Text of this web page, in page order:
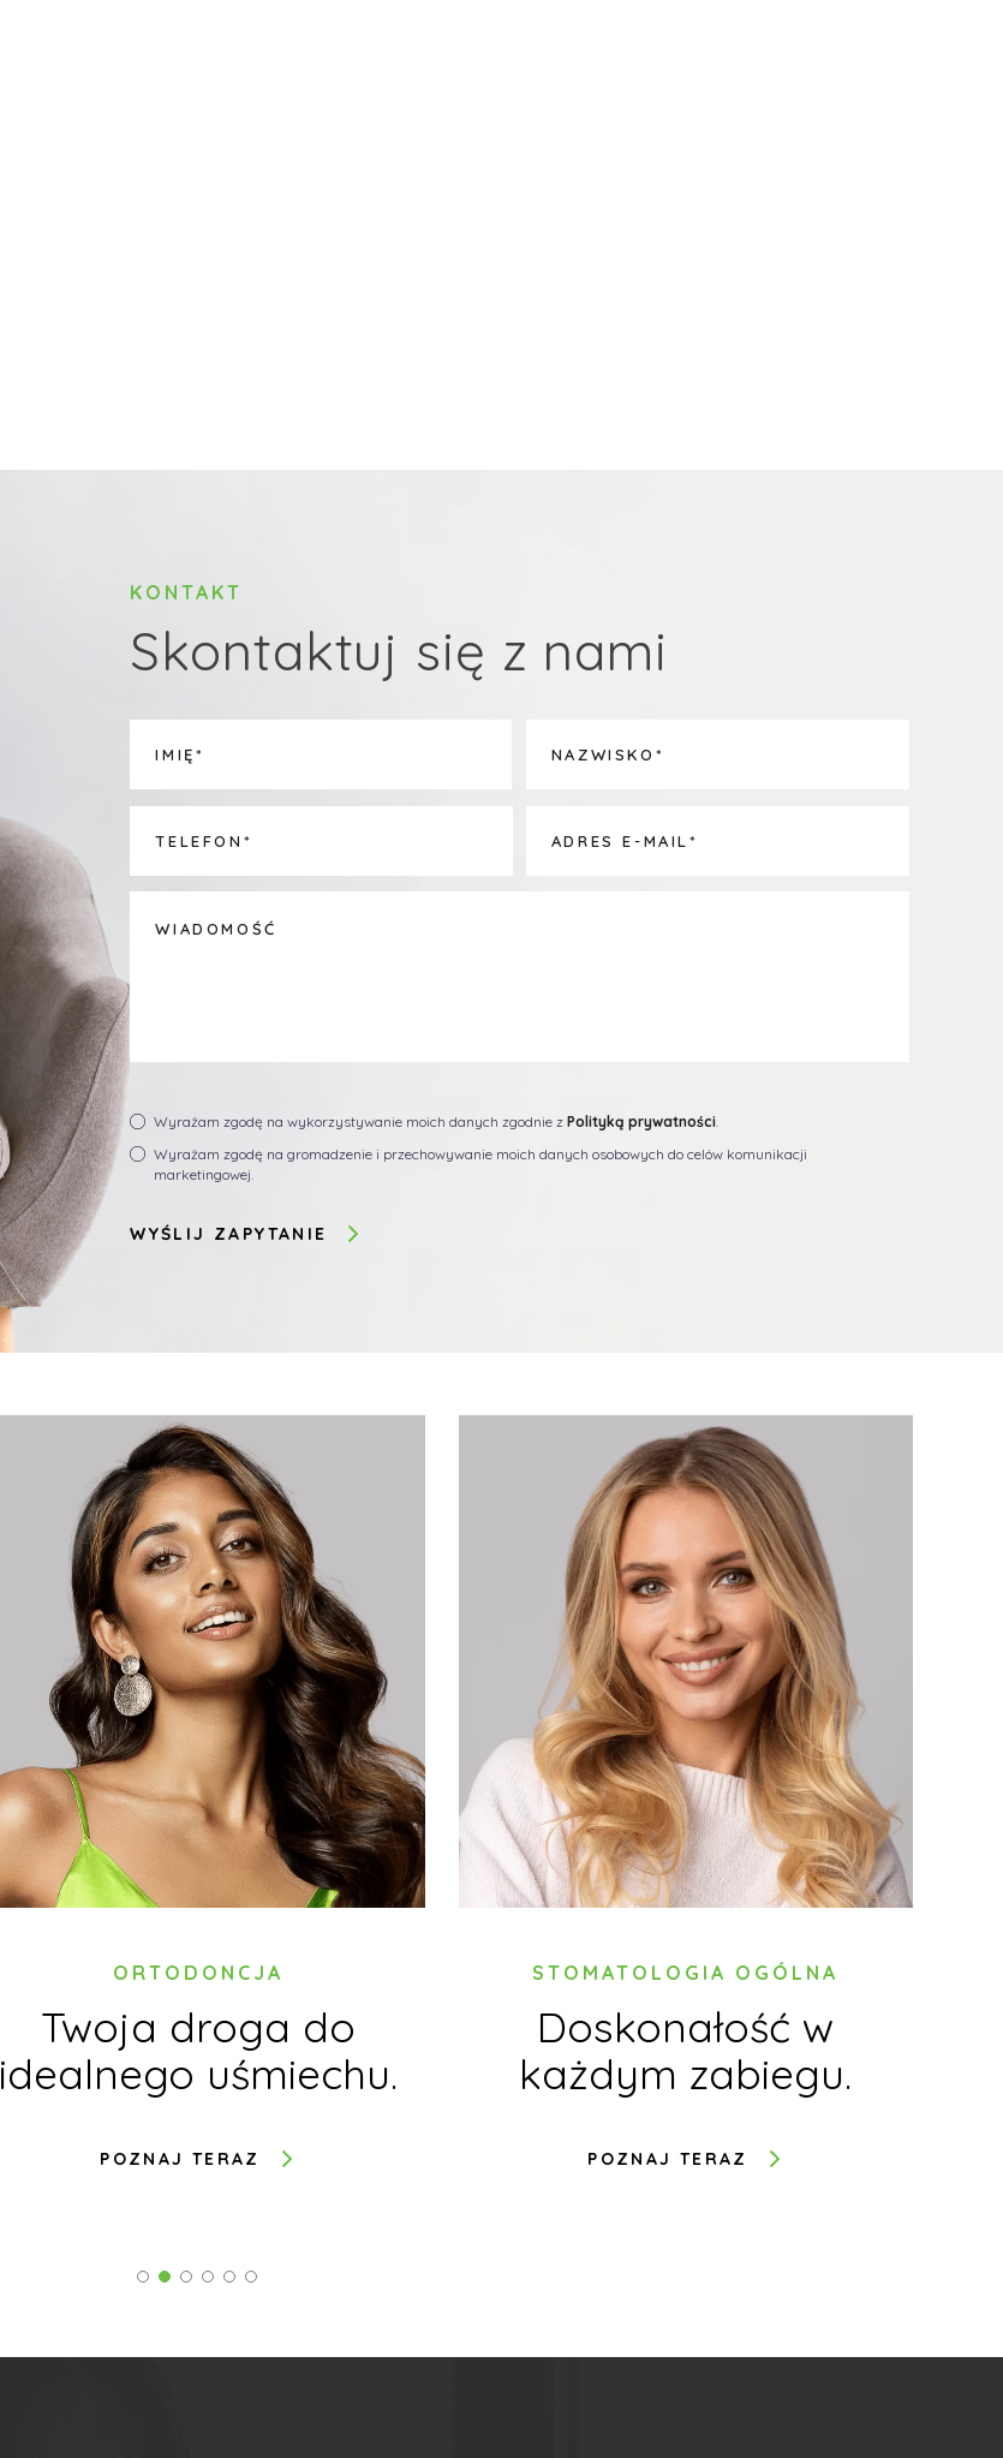
KONTAKT
Skontaktuj się z nami
Wyrażam zgodę na wykorzystywanie moich danych zgodnie zPolityką prywatności.
Wyrażam zgodę na gromadzenie i przechowywanie moich danych osobowych do celów komunikacji
marketingowej.
ORTODONCJA
Twoja droga do
idealnego uśmiechu.
POZNAJ TERAZ
STOMATOLOGIA OGÓLNA
Doskonałość w
każdym zabiegu.
POZNAJ TERAZ